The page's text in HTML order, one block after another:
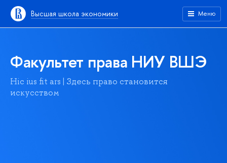
Высшая школа экономики Меню
Факультет права НИУ ВШЭ
Hic ius fit ars | Здесь право становится
искусством